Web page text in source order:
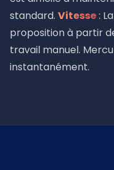
standard. Vitesse:
proposition à partir
travail manuel.
instantanément.